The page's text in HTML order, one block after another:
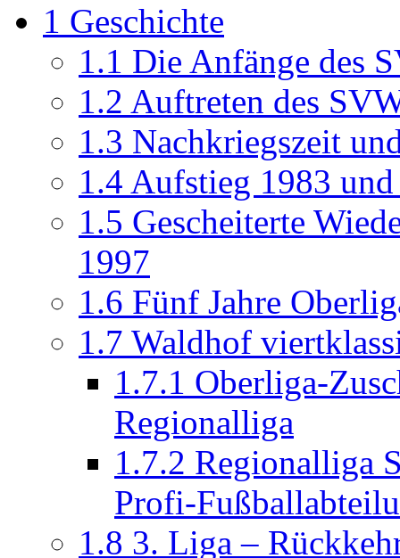
1 Geschichte
1.1 Die Anfänge des
1.2 Auftreten des
1.3 Nachkriegszeit
1.4 Aufstieg 1983
1.5 Gescheiterte
1997
1.6 Fünf Jahre
1.7 Waldhof
1.7.1 Oberliga-
Regionalliga
1.7.2 Regionalliga
Profi-
1.8 3. Liga –